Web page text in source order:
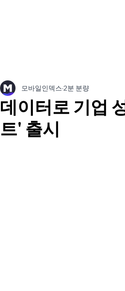
데이터로 기업
트' 출시
모바일인덱스 2분 분량